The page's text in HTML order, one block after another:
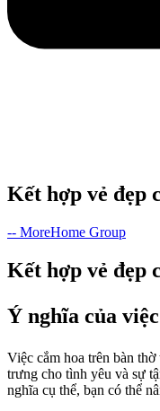
Kết hợp vẻ đẹp
-- MoreHome Group
Kết hợp vẻ đẹp
Ý nghĩa của
Việc cắm hoa trên bàn
trưng cho tình yêu và sự
nghĩa cụ thể, bạn có thể